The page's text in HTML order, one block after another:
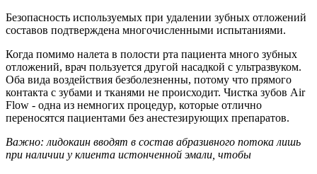
Безопасность используемых при удалении зубных отложений
составов подтверждена многочисленными испытаниями.
Когда помимо налета в полости рта пациента много зубных
отложений, врач пользуется другой насадкой с ультразвуком.
Оба вида воздействия безболезненны, потому что прямого
контакта с зубами и тканями не происходит. Чистка зубов Air
Flow - одна из немногих процедур, которые отлично
переносятся пациентами без анестезирующих препаратов.
Важно: лидокаин вводят в состав абразивного потока лишь
при наличии у клиента истонченной эмали, чтобы